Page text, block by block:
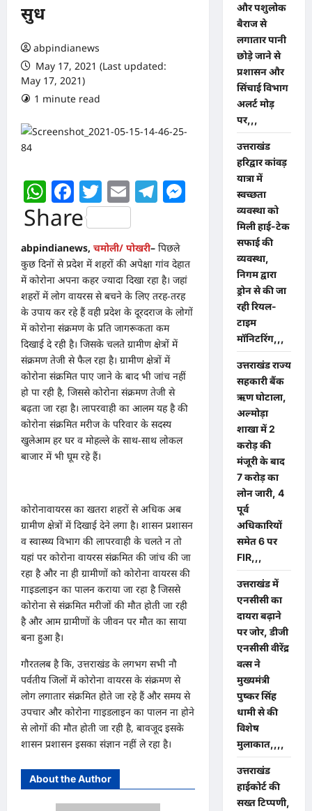
सुध
abpindianews
May 17, 2021 (Last updated:
May 17, 2021)
1 minute read
WhatsApp
Facebook
Twitter
EmailTelegram
Messenger
Share
abpindianews, चमोली/ पोखरी– पिछले
कुछ दिनों से प्रदेश में शहरों की अपेक्षा गांव देहात
में कोरोना अपना कहर ज्यादा दिखा रहा है। जहां
शहरों में लोग वायरस से बचने के लिए तरह-तरह
के उपाय कर रहे हैं वही प्रदेश के दूरदराज के लोगों
में कोरोना संक्रमण के प्रति जागरूकता कम
दिखाई दे रही है। जिसके चलते ग्रामीण क्षेत्रों में
संक्रमण तेजी से फैल रहा है। ग्रामीण क्षेत्रों में
कोरोना संक्रमित पाए जाने के बाद भी जांच नहीं
हो पा रही है, जिससे कोरोना संक्रमण तेजी से
बढ़ता जा रहा है। लापरवाही का आलम यह है की
कोरोना संक्रमित मरीज के परिवार के सदस्य
खुलेआम हर घर व मोहल्ले के साथ-साथ लोकल
बाजार में भी घूम रहे हैं।
कोरोनावायरस का खतरा शहरों से अधिक अब
ग्रामीण क्षेत्रों में दिखाई देने लगा है। शासन प्रशासन
व स्वास्थ्य विभाग की लापरवाही के चलते न तो
यहां पर कोरोना वायरस संक्रमित की जांच की जा
रहा है और ना ही ग्रामीणों को कोरोना वायरस की
गाइडलाइन का पालन कराया जा रहा है जिससे
कोरोना से संक्रमित मरीजों की मौत होती जा रही
है और आम ग्रामीणों के जीवन पर मौत का साया
बना हुआ है।
गौरतलब है कि, उत्तराखंड के लगभग सभी नौ
पर्वतीय जिलों में कोरोना वायरस के संक्रमण से
लोग लगातार संक्रमित होते जा रहे हैं और समय से
उपचार और कोरोना गाइडलाइन का पालन ना होने
से लोगों की मौत होती जा रही है, बावजूद इसके
शासन प्रशासन इसका संज्ञान नहीं ले रहा है।
About the Author
और पशुलोक
बैराज से
लगातार पानी
छोड़े जाने से
प्रशासन और
सिंचाई विभाग
अलर्ट मोड़
पर,,,
उत्तराखंड
हरिद्वार कांवड़
यात्रा में
स्वच्छता
व्यवस्था को
मिली हाई-टेक
सफाई की
व्यवस्था,
निगम द्वारा
ड्रोन से की जा
रही रियल-
टाइम
मॉनिटरिंग,,,
उत्तराखंड राज्य
सहकारी बैंक
ऋण घोटाला,
अल्मोड़ा
शाखा में 2
करोड़ की
मंजूरी के बाद
7 करोड़ का
लोन जारी, 4
पूर्व
अधिकारियों
समेत 6 पर
FIR,,,
उत्तराखंड में
एनसीसी का
दायरा बढ़ाने
पर जोर, डीजी
एनसीसी वीरेंद्र
वत्स ने
मुख्यमंत्री
पुष्कर सिंह
धामी से की
विशेष
मुलाकात,,,,
उत्तराखंड
हाईकोर्ट की
सख्त टिप्पणी,